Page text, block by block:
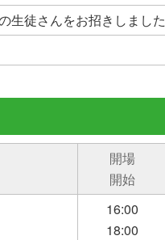
生徒さんをお招きしました
開場
開始
16:00
18:00